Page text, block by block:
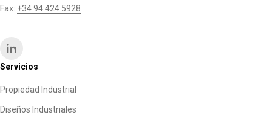
Fax: +34 94 424 5928
Servicios
Propiedad Industrial
Diseños Industriales